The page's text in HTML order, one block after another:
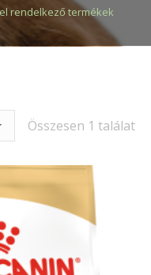
rendelkező termékek
Összesen 1 találat